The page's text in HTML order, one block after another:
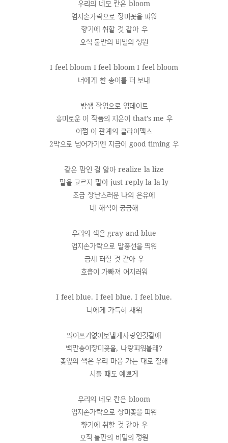
우리의 네모 칸은 bloom
엄지손가락으로 장미꽃을 피워
향기에 취할 것 같아 우
오직 둘만의 비밀의 정원
I feel bloom I feel bloom I feel bloom
너에게 한 송이를 더 보내
밤샘 작업으로 업데이트
흥미로운 이 작품의 지은이 that’s me 우
어쩜 이 관계의 클라이맥스
2막으로 넘어가기엔 지금이 good timing 우
같은 맘인 걸 알아 realize la lize
말을 고르지 말아 just reply la la ly
조금 장난스러운 나의 은유에
네 해석이 궁금해
우리의 색은 gray and blue
엄지손가락으로 말풍선을 띄워
금세 터질 것 같아 우
호흡이 가빠져 어지러워
I feel blue. I feel blue. I feel blue.
너에게 가득히 채워
띄어쓰기없이보낼게사랑인것같애
백만송이장미꽃을, 나랑피워볼래?
꽃잎의 색은 우리 마음 가는 대로 칠해
시들 때도 예쁘게
우리의 네모 칸은 bloom
엄지손가락으로 장미꽃을 피워
향기에 취할 것 같아 우
오직 둘만의 비밀의 정원